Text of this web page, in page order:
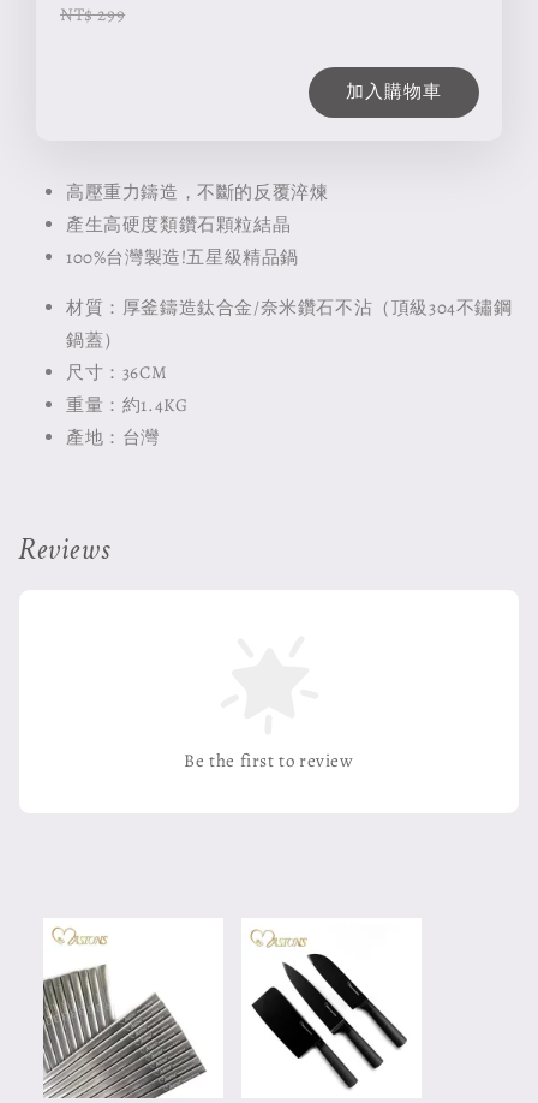
NT$ 299
加入購物車
高壓重力鑄造，不斷的反覆淬煉
產生高硬度類鑽石顆粒結晶
100%台灣製造!五星級精品鍋
材質：厚釜鑄造鈦合金/奈米鑽石不沾（頂級304不鏽鋼
鍋蓋）
尺寸：36CM
重量：約1.4KG
產地：台灣
Reviews
Be the first to review